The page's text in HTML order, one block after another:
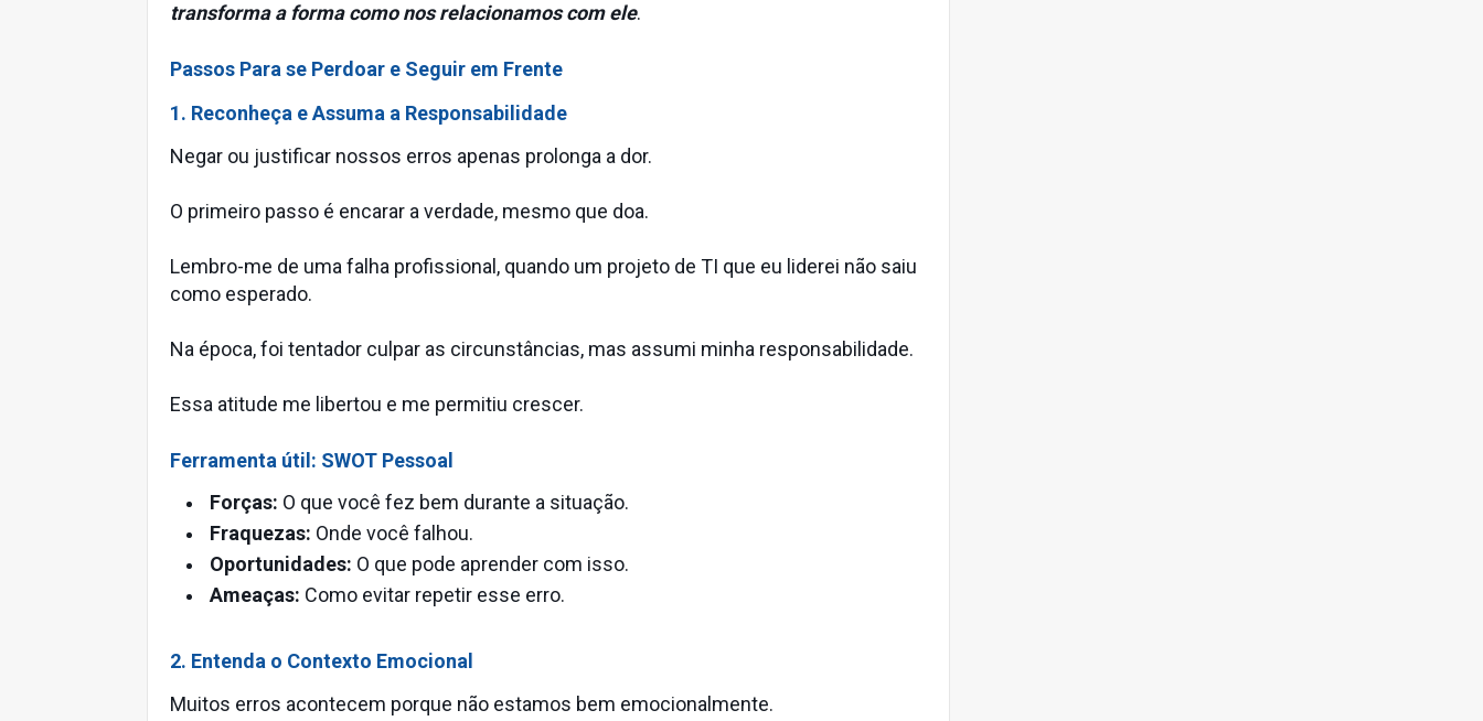
transforma a forma como nos relacionamos com ele.
Passos Para se Perdoar e Seguir em Frente
1. Reconheça e Assuma a Responsabilidade
Negar ou justificar nossos erros apenas prolonga a dor.
O primeiro passo é encarar a verdade, mesmo que doa.
Lembro-me de uma falha profissional, quando um projeto de TI que eu liderei não saiu
como esperado.
Na época, foi tentador culpar as circunstâncias, mas assumi minha responsabilidade.
Essa atitude me libertou e me permitiu crescer.
Ferramenta útil: SWOT Pessoal
Forças: O que você fez bem durante a situação.
Fraquezas: Onde você falhou.
Oportunidades: O que pode aprender com isso.
Ameaças: Como evitar repetir esse erro.
2. Entenda o Contexto Emocional
Muitos erros acontecem porque não estamos bem emocionalmente.